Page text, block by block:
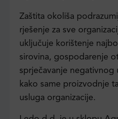
Zaštita okoliša
rješenje za sve
uključuje korištenje
sirovina, gospodarenje
sprječavanje negativnog
kako same proizvodnje
usluga organizacije.